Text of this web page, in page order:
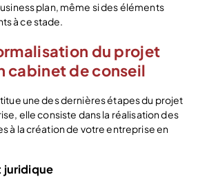
plan, même si des éléments
à ce stade.
du projet
cabinet de conseil
une des dernières étapes du projet
elle consiste dans la réalisation des
à la création de votre entreprise en
juridique